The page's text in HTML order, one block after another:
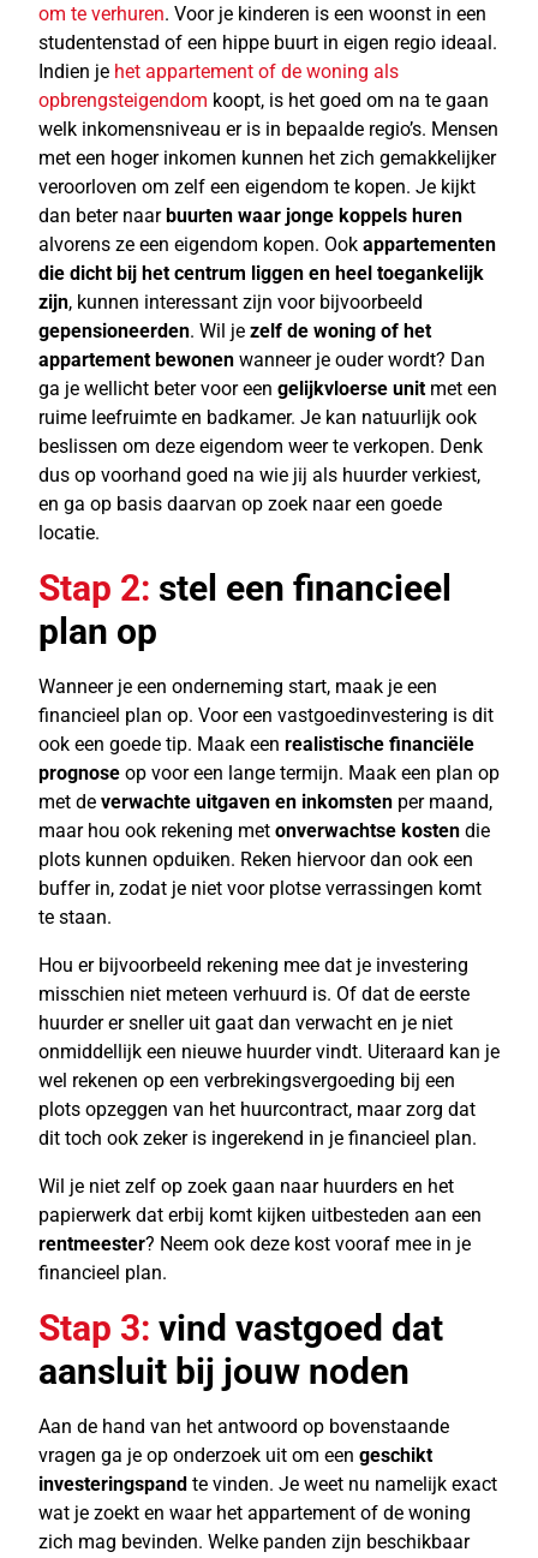
om te verhuren. Voor je kinderen is een woonst in een
studentenstad of een hippe buurt in eigen regio ideaal.
Indien je het appartement of de woning als
opbrengsteigendom koopt, is het goed om na te gaan
welk inkomensniveau er is in bepaalde regio’s. Mensen
met een hoger inkomen kunnen het zich gemakkelijker
veroorloven om zelf een eigendom te kopen. Je kijkt
dan beter naarbuurten waar jonge koppels huren
alvorens ze een eigendom kopen. Ook appartementen
die dicht bij het centrum liggen en heel toegankelijk
zijn, kunnen interessant zijn voor bijvoorbeeld
gepensioneerden. Wil je zelf de woning of het
appartement bewonen wanneer je ouder wordt? Dan
ga je wellicht beter voor een gelijkvloerse unit met een
ruime leefruimte en badkamer. Je kan natuurlijk ook
beslissen om deze eigendom weer te verkopen. Denk
dus op voorhand goed na wie jij als huurder verkiest,
en ga op basis daarvan op zoek naar een goede
locatie.
Stap 2: stel een financieel
plan op
Wanneer je een onderneming start, maak je een
financieel plan op. Voor een vastgoedinvestering is dit
ook een goede tip. Maak een realistische financiële
prognose op voor een lange termijn. Maak een plan op
met de verwachte uitgaven en inkomsten per maand,
maar hou ook rekening met onverwachtse kosten die
plots kunnen opduiken. Reken hiervoor dan ook een
buffer in, zodat je niet voor plotse verrassingen komt
te staan.
Hou er bijvoorbeeld rekening mee dat je investering
misschien niet meteen verhuurd is. Of dat de eerste
huurder er sneller uit gaat dan verwacht en je niet
onmiddellijk een nieuwe huurder vindt. Uiteraard kan je
wel rekenen op een verbrekingsvergoeding bij een
plots opzeggen van het huurcontract, maar zorg dat
dit toch ook zeker is ingerekend in je financieel plan.
Wil je niet zelf op zoek gaan naar huurders en het
papierwerk dat erbij komt kijken uitbesteden aan een
rentmeester? Neem ook deze kost vooraf mee in je
financieel plan.
Stap 3: vind vastgoed dat
aansluit bij jouw noden
Aan de hand van het antwoord op bovenstaande
vragen ga je op onderzoek uit om een geschikt
investeringspand te vinden. Je weet nu namelijk exact
wat je zoekt en waar het appartement of de woning
zich mag bevinden. Welke panden zijn beschikbaar